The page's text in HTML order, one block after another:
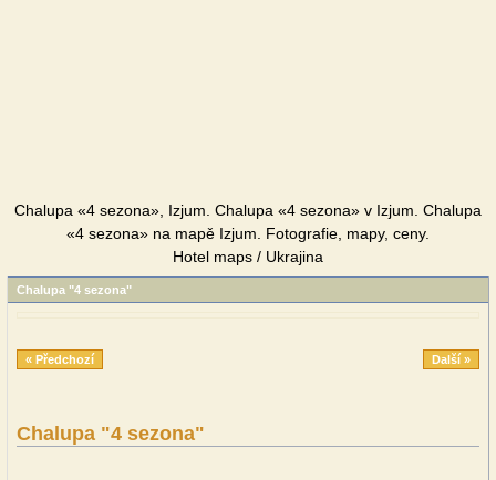
Chalupa «4 sezona», Izjum. Chalupa «4 sezona» v Izjum. Chalupa
«4 sezona» na mapě Izjum. Fotografie, mapy, ceny.
Hotel maps / Ukrajina
Chalupa "4 sezona"
« Předchozí Další »
Chalupa "4 sezona"